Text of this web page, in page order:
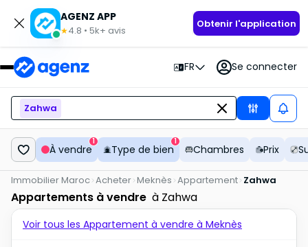
AGENZ APP
★4.8 • 5k+ avis
Obtenir l'application
FR Se connecter
Zahwa
À vendre
1
Type de bien
1
Chambres Prix
Immobilier Maroc Acheter Meknès Appartement Zahwa
Appartements à vendre à Zahwa
Voir tous les Appartement à vendre à Meknès